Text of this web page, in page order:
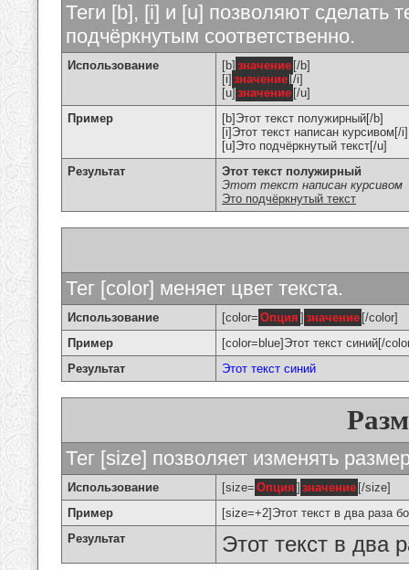
Теги [b], [i] и [u] позволяют сделать
подчёркнутым соответственно.
Использование [b] значение [/b]
[i] значение [/i]
[u] значение [/u]
Пример
[b]Этот текст полужирный[/b]
[i]Этот текст написан курсивом[/i]
[u]Это подчёркнутый текст[/u]
Результат
Этот текст полужирный
Этот текст написан курсивом
Это подчёркнутый текст
Тег [color] меняет цвет текста.
Использование [color= Опция ] значение [/color]
Пример
[color=blue]Этот текст синий[/
Результат
Этот текст синий
Тег [size] позволяет изменять
Использование [size= Опция ] значение [/size]
Пример
[size=+2]Этот текст в два раза
Результат
Этот текст в два